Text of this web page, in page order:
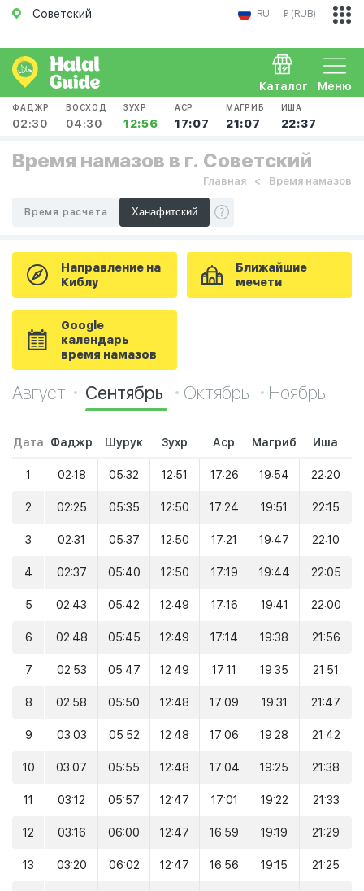
Советский RU ₽ (RUB)
Меню
Каталог
ФАДЖР
02:30
ВОСХОД
04:30
ЗУХР
12:56
АСР
17:07
МАГРИБ
21:07
ИША
22:37
Время намазов в г. Советский
Главная Время намазов
Время расчета
Направление на
Киблу
Ближайшие
мечети
Google
календарь
время намазов
Август Сентябрь Октябрь Ноябрь
Дата Фаджр Шурук Зухр Аср Магриб Иша
1 02:18 05:32 12:51 17:26 19:54 22:20
2 02:25 05:35 12:50 17:24 19:51 22:15
3 02:31 05:37 12:50 17:21 19:47 22:10
4 02:37 05:40 12:50 17:19 19:44 22:05
5 02:43 05:42 12:49 17:16 19:41 22:00
6 02:48 05:45 12:49 17:14 19:38 21:56
7 02:53 05:47 12:49 17:11 19:35 21:51
8 02:58 05:50 12:48 17:09 19:31 21:47
9 03:03 05:52 12:48 17:06 19:28 21:42
10 03:07 05:55 12:48 17:04 19:25 21:38
11 03:12 05:57 12:47 17:01 19:22 21:33
12 03:16 06:00 12:47 16:59 19:19 21:29
13 03:20 06:02 12:47 16:56 19:15 21:25